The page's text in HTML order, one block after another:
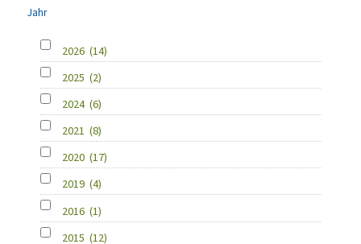
Jahr
2026 (14)
2025 (2)
2024 (6)
2021 (8)
2020 (17)
2019 (4)
2016 (1)
2015 (12)